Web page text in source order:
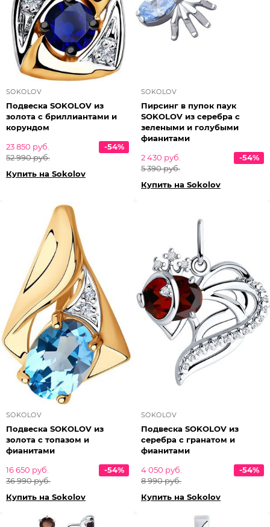
SOKOLOV
Подвеска SOKOLOV из
золота с бриллиантами и
корундом
23 850 руб.
52 990 руб.
-54%
Купить на Sokolov
SOKOLOV
Пирсинг в пупок паук
SOKOLOV из серебра с
зелеными и голубыми
фианитами
2 430 руб.
5 390 руб.
-54%
Купить на Sokolov
SOKOLOV
Подвеска SOKOLOV из
золота с топазом и
фианитами
16 650 руб.
36 990 руб.
-54%
Купить на Sokolov
SOKOLOV
Подвеска SOKOLOV из
серебра с гранатом и
фианитами
4 050 руб.
8 990 руб.
-54%
Купить на Sokolov